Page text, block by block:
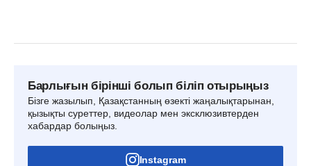
Барлығын бірінші болып біліп отырыңыз
Бізге жазылып, Қазақстанның өзекті жаңалықтарынан,
қызықты суреттер, видеолар мен эксклюзивтерден
хабардар болыңыз.
Instagram